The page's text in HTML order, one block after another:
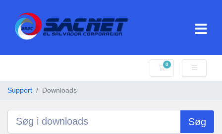
0
Bestillingskurv
Support Downloads
Søg